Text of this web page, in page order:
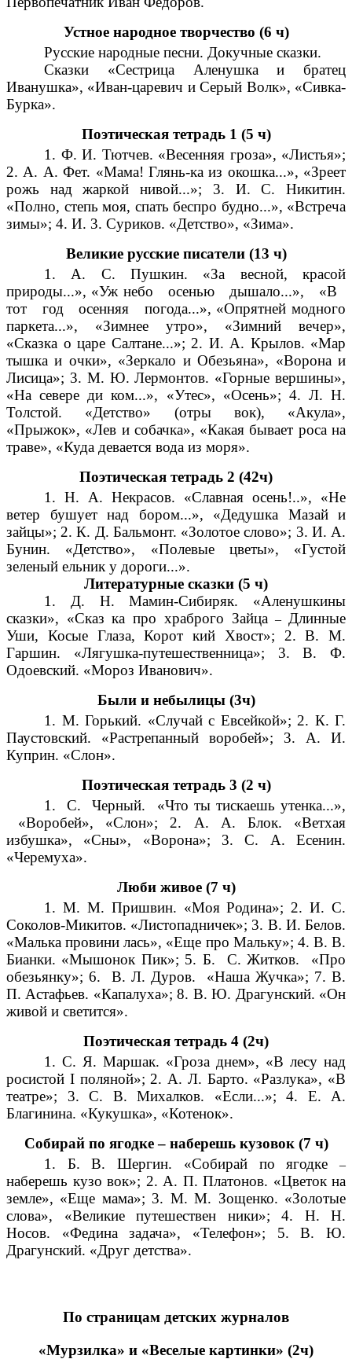
Устное народное творчество (6 ч)
Русские народные песни. Докучные сказки.
Сказки «Сестрица Аленушка и братец
Иванушка», «Иван-царевич и Серый Волк», «Сивка-
Бурка».
Поэтическая тетрадь 1 (5 ч)
1. Ф. И. Тютчев. «Весенняя гроза», «Листья»;
2. А. А. Фет. «Мама! Глянь-ка из окошка...», «Зреет
рожь над жаркой нивой...»; 3. И. С. Никитин.
«Полно, степь моя, спать беспро будно...», «Встреча
зимы»; 4. И. 3. Суриков. «Детство», «Зима».
Великие русские писатели (13 ч)
1. А. С. Пушкин. «За весной, красой
природы...», «Уж небо осенью дышало...», «В
тот год осенняя погода...», «Опрятней модного
паркета...», «Зимнее утро», «Зимний вечер»,
«Сказка о царе Салтане...»; 2. И. А. Крылов. «Мар
тышка и очки», «Зеркало и Обезьяна», «Ворона и
Лисица»; 3. М. Ю. Лермонтов. «Горные вершины»,
«На севере ди ком...», «Утес», «Осень»; 4. Л. Н.
Толстой. «Детство» (отры вок), «Акула»,
«Прыжок», «Лев и собачка», «Какая бывает роса на
траве», «Куда девается вода из моря».
Поэтическая тетрадь 2 (42ч)
1. Н. А. Некрасов. «Славная осень!..», «Не
ветер бушует над бором...», «Дедушка Мазай и
зайцы»; 2. К. Д. Бальмонт. «Золотое слово»; 3. И. А.
Бунин. «Детство», «Полевые цветы», «Густой
зеленый ельник у дороги...».
Литературные сказки (5 ч)
1. Д. Н. Мамин-Сибиряк. «Аленушкины
сказки», «Сказ ка про храброго Зайца–
Длинные
Уши, Косые Глаза, Корот кий Хвост»; 2. В. М.
Гаршин. «Лягушка-путешественница»; 3. В. Ф.
Одоевский. «Мороз Иванович».
Были и небылицы (3ч)
1. М. Горький. «Случай с Евсейкой»; 2. К. Г.
Паустовский. «Растрепанный воробей»; 3. А. И.
Куприн. «Слон».
Поэтическая тетрадь 3 (2 ч)
1.
С. Черный. «Что ты тискаешь утенка...»,
«Воробей», «Слон»; 2. А. А. Блок. «Ветхая
избушка», «Сны», «Ворона»; 3. С. А. Есенин.
«Черемуха».
Люби живое (7 ч)
1. М. М. Пришвин. «Моя Родина»; 2. И. С.
Соколов-Микитов. «Листопадничек»; 3. В. И. Белов.
«Малька провини лась», «Еще про Мальку»; 4. В. В.
Бианки. «Мышонок Пик»; 5. Б. С. Житков. «Про
обезьянку»; 6. В. Л. Дуров. «Наша Жучка»; 7. В.
П. Астафьев. «Капалуха»; 8. В. Ю. Драгунский. «Он
живой и светится».
Поэтическая тетрадь 4 (2ч)
1. С. Я. Маршак. «Гроза днем», «В лесу над
росистой I поляной»; 2. А. Л. Барто. «Разлука», «В
театре»; 3. С. В. Михалков. «Если...»; 4. Е. А.
Благинина. «Кукушка», «Котенок».
Собирай по ягодке – наберешь кузовок (7 ч)
1. Б. В. Шергин. «Собирай по ягодке
–
наберешь кузо вок»; 2. А. П. Платонов. «Цветок на
земле», «Еще мама»; 3. М. М. Зощенко. «Золотые
слова», «Великие путешествен ники»; 4. Н. Н.
Носов. «Федина задача», «Телефон»; 5. В. Ю.
Драгунский. «Друг детства».
По страницам детских журналов
«Мурзилка» и «Веселые картинки» (2ч)